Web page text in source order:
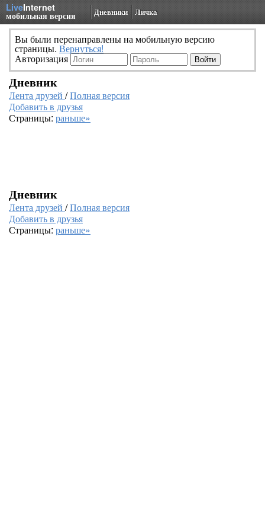
LiveInternet
мобильная версия Дневники Личка
Вы были перенаправлены на мобильную версию
страницы. Вернуться!
Авторизация
Дневник
Лента друзей /Полная версия
Добавить в друзья
Страницы: раньше»
Дневник
Лента друзей /Полная версия
Добавить в друзья
Страницы: раньше»